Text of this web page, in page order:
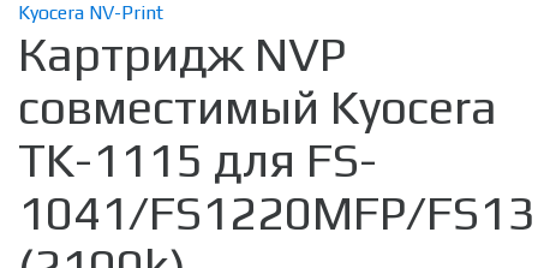
Kyocera NV-Print
Картридж NVP
совместимый Kyocera
TK-1115 для FS-
1041/FS1220MFP/